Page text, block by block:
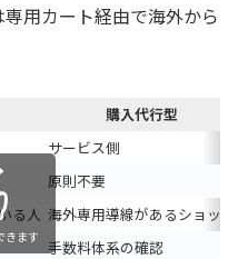
用カート経由で海外から
購入代行型
サービス側
原則不要
る人 海外専用導線があるショップ
手数料体系の確認
きます